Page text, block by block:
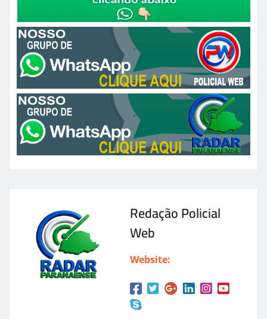
Redação Policial
Web
Website: